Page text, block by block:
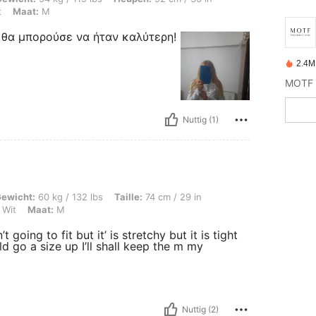
Maat: M
μπορούσε να ήταν καλύτερη!
Nuttig (1)
/ 132 lbs, Taille: 74 cm / 29 in, Heupen: 100 cm / 39 in, Borstbeeld: 87 cm / 34
60 kg / 132 lbs Taille: 74 cm / 29 in
Wit Maat: M
going to fit but it’ is stretchy but it is tight
go a size up I’ll shall keep the m my
Nuttig (2)